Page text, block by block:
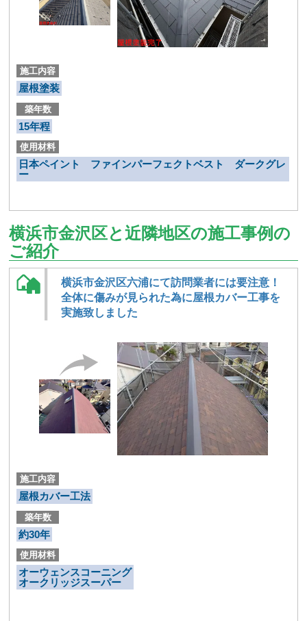
施工内容
屋根塗装
築年数
15年程
使用材料
日本ペイント ファインパーフェクトベスト ダークグレ
ー
横浜市金沢区と近隣地区の施工事例の
ご紹介
横浜市金沢区六浦にて訪問業者には要注意！
全体に傷みが見られた為に屋根カバー工事を
実施致しました
施工内容
屋根カバー工法
築年数
約30年
使用材料
オーウェンスコーニング
オークリッジスーパー